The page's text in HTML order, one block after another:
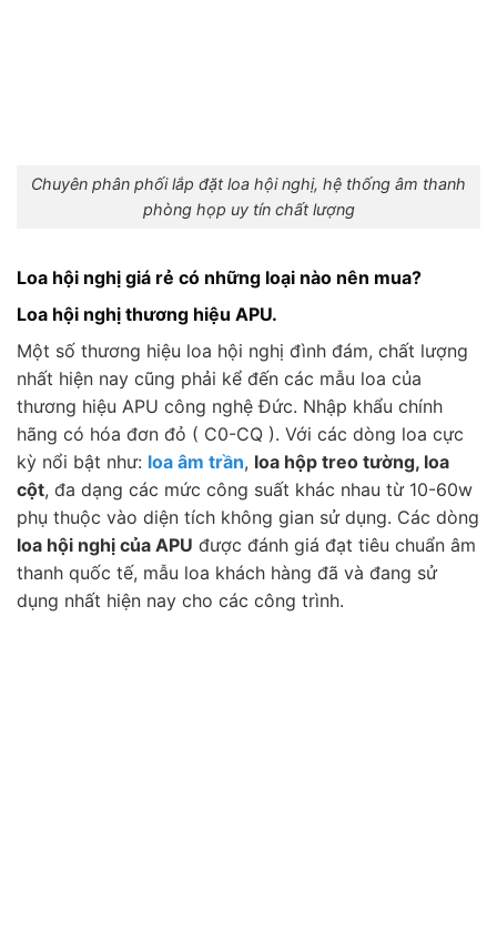
Chuyên phân phối lắp đặt loa hội nghị, hệ thống âm thanh
phòng họp uy tín chất lượng
Loa hội nghị giá rẻ có những loại nào nên mua?
Loa hội nghị thương hiệu APU.
Một số thương hiệu loa hội nghị đình đám, chất lượng
nhất hiện nay cũng phải kể đến các mẫu loa của
thương hiệu APU công nghệ Đức. Nhập khẩu chính
hãng có hóa đơn đỏ ( C0-CQ ). Với các dòng loa cực
kỳ nổi bật như: loa âm trần, loa hộp treo tường, loa
cột, đa dạng các mức công suất khác nhau từ 10-60w
phụ thuộc vào diện tích không gian sử dụng. Các dòng
loa hội nghị của APU được đánh giá đạt tiêu chuẩn âm
thanh quốc tế, mẫu loa khách hàng đã và đang sử
dụng nhất hiện nay cho các công trình.